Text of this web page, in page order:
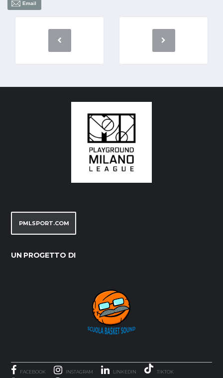
Email
PMLSPORT.COM
UN PROGETTO DI
FACEBOOK INSTAGRAM LINKEDIN TIKTOK